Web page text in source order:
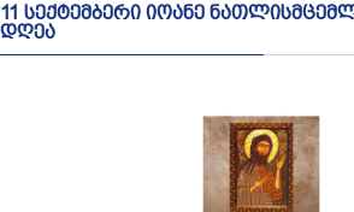
11 სექტემბერი იოანე
დღეა